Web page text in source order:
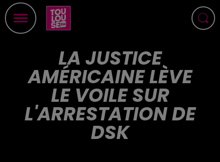
LA JUSTICE
AMÉRICAINE LÈVE
LE VOILE SUR
L'ARRESTATION DE
DSK